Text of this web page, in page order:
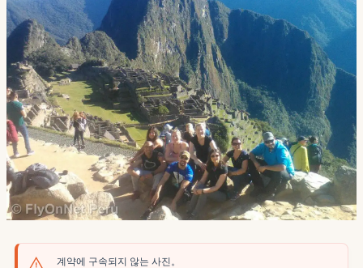
계약에 구속되지 않는 사진。